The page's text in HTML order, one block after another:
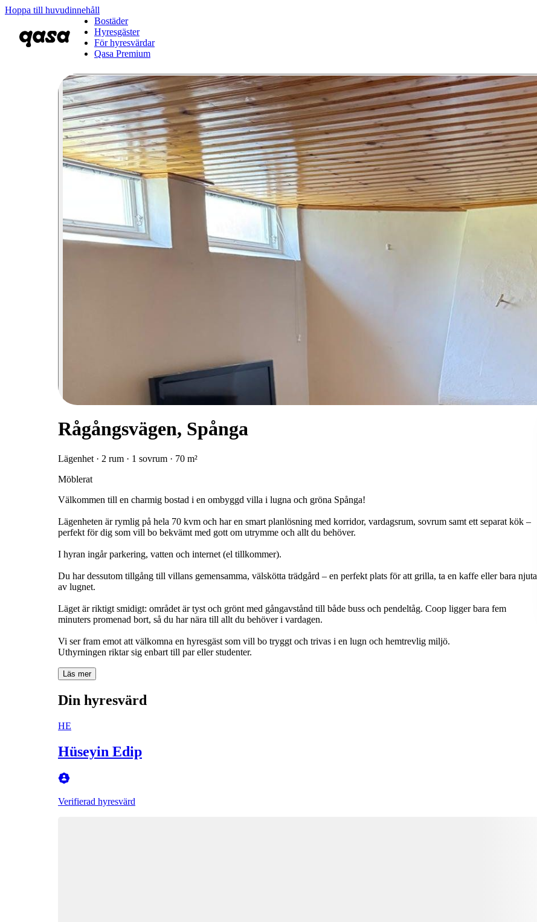
Hoppa till huvudinnehåll
Bostäder
Hyresgäster
För hyresvärdar
Qasa Premium
Rågångsvägen, Spånga
Lägenhet · 2 rum · 1 sovrum · 70 m²
Möblerat
Välkommen till en charmig bostad i en ombyggd villa i lugna och gröna Spånga!
Lägenheten är rymlig på hela 70 kvm och har en smart planlösning med korridor, vardagsrum, sovrum samt ett separat kök –
perfekt för dig som vill bo bekvämt med gott om utrymme och allt du behöver.
I hyran ingår parkering, vatten och internet (el tillkommer).
Du har dessutom tillgång till villans gemensamma, välskötta trädgård – en perfekt plats för att grilla, ta en kaffe eller bara njuta
av lugnet.
Läget är riktigt smidigt: området är tyst och grönt med gångavstånd till både buss och pendeltåg. Coop ligger bara fem
minuters promenad bort, så du har nära till allt du behöver i vardagen.
Vi ser fram emot att välkomna en hyresgäst som vill bo tryggt och trivas i en lugn och hemtrevlig miljö.
Uthyrningen riktar sig enbart till par eller studenter.
Läs mer
Din hyresvärd
HE
Hüseyin Edip
Verifierad hyresvärd